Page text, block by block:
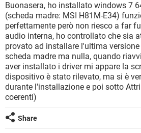
TIKTOK
HARDWARE
INSTAGRAM
TIKTOK
HARDWARE
INTRATTENIMENTO
iOS
INSTAGRAM
TIKTOK
HARDWARE
Buonasera, ho installato windows 7
(scheda madre: MSI H81M-E34)
perfettamente però non riesco a far
audio interna, ho controllato che sia
provato ad installare l'ultima
scheda madre ma nulla, quando
aver installato i driver mi appare la
dispositivo è stato rilevato, ma si è
durante l'installazione e poi sotto
coerenti)
Share